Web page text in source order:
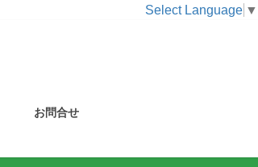
Select Language ▼
お問合せ